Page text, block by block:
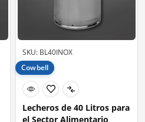
SKU: BL40INOX
Cowbell
Lecheros de 40 Litros para
el Sector Alimentario